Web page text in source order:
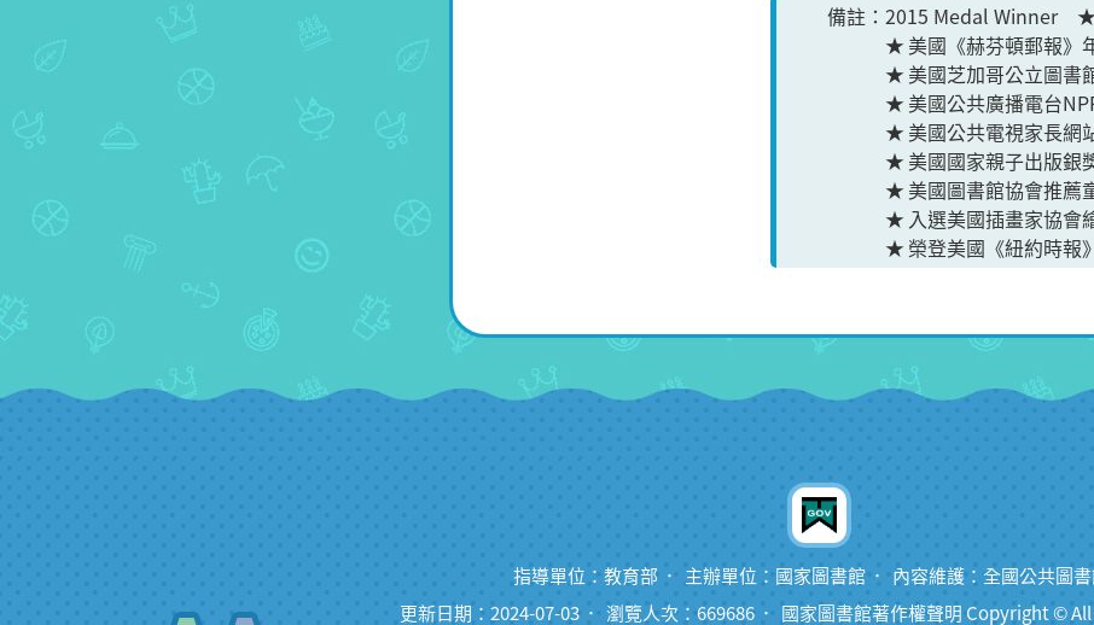
備註
2015 Medal Winner ★
★ 美國《赫芬頓郵報》
★ 美國芝加哥公立圖書
★ 美國公共廣播電台
★ 美國公共電視家長網
★ 美國國家親子出版銀
★ 美國圖書館協會推薦
★ 入選美國插畫家協會
★ 榮登美國《紐約時報
指導單位：教育部 主辦單位：國家圖書館
內容維護：全國公共圖
更新日期：2024-07-03
瀏覽人次：669686 國家圖書館著作權聲明 Copyright ©